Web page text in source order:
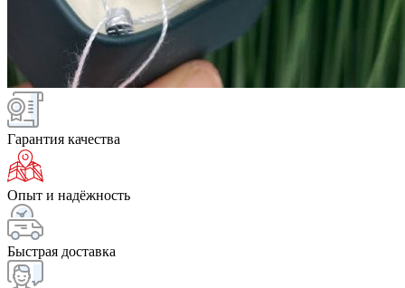
Гарантия качества
Опыт и надёжность
Быстрая доставка